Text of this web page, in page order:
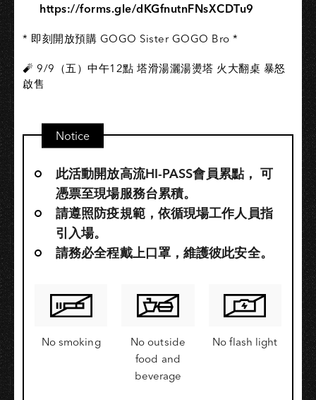
https://forms.gle/dKGfnutnFNsXCDTu9
* 即刻開放預購 GOGO Sister GOGO Bro *
🧨 9/9（五）中午12點 塔滑湯灑湯燙塔 火大翻桌 暴怒
啟售
Notice
此活動開放高流HI-PASS會員累點，​ 可
憑票至現場服務台累積。
請遵照防疫規範，依循現場工作人員指
引入場。
請務必全程戴上口罩，維護彼此安全。
No smoking
No outside
food and
beverage
No flash light